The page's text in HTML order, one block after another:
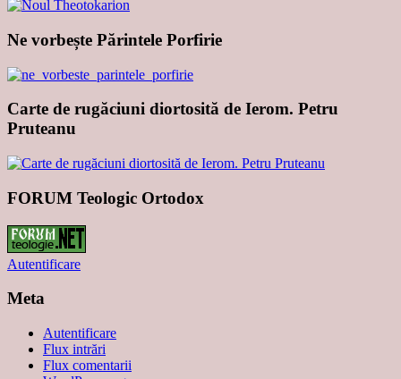
Ne vorbește Părintele Porfirie
Carte de rugăciuni diortosită de Ierom. Petru
Pruteanu
FORUM Teologic Ortodox
Autentificare
Meta
Autentificare
Flux intrări
Flux comentarii